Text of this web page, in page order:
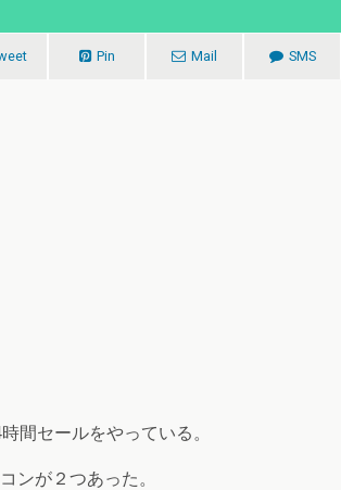
Pin Mail SMS
間セールをやっている。
ンが２つあった。